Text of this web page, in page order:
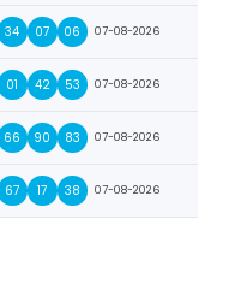
34 07 06 07-08-2026
01 42 53 07-08-2026
66 90 83 07-08-2026
67 17 38 07-08-2026